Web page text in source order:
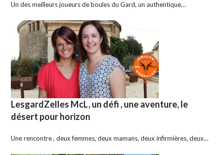
Un des meilleurs joueurs de boules du Gard, un authentique…
LesgardZelles McL, un défi , une aventure, le
désert pour horizon
Une rencontre , deux femmes, deux mamans, deux infirmières, deux…